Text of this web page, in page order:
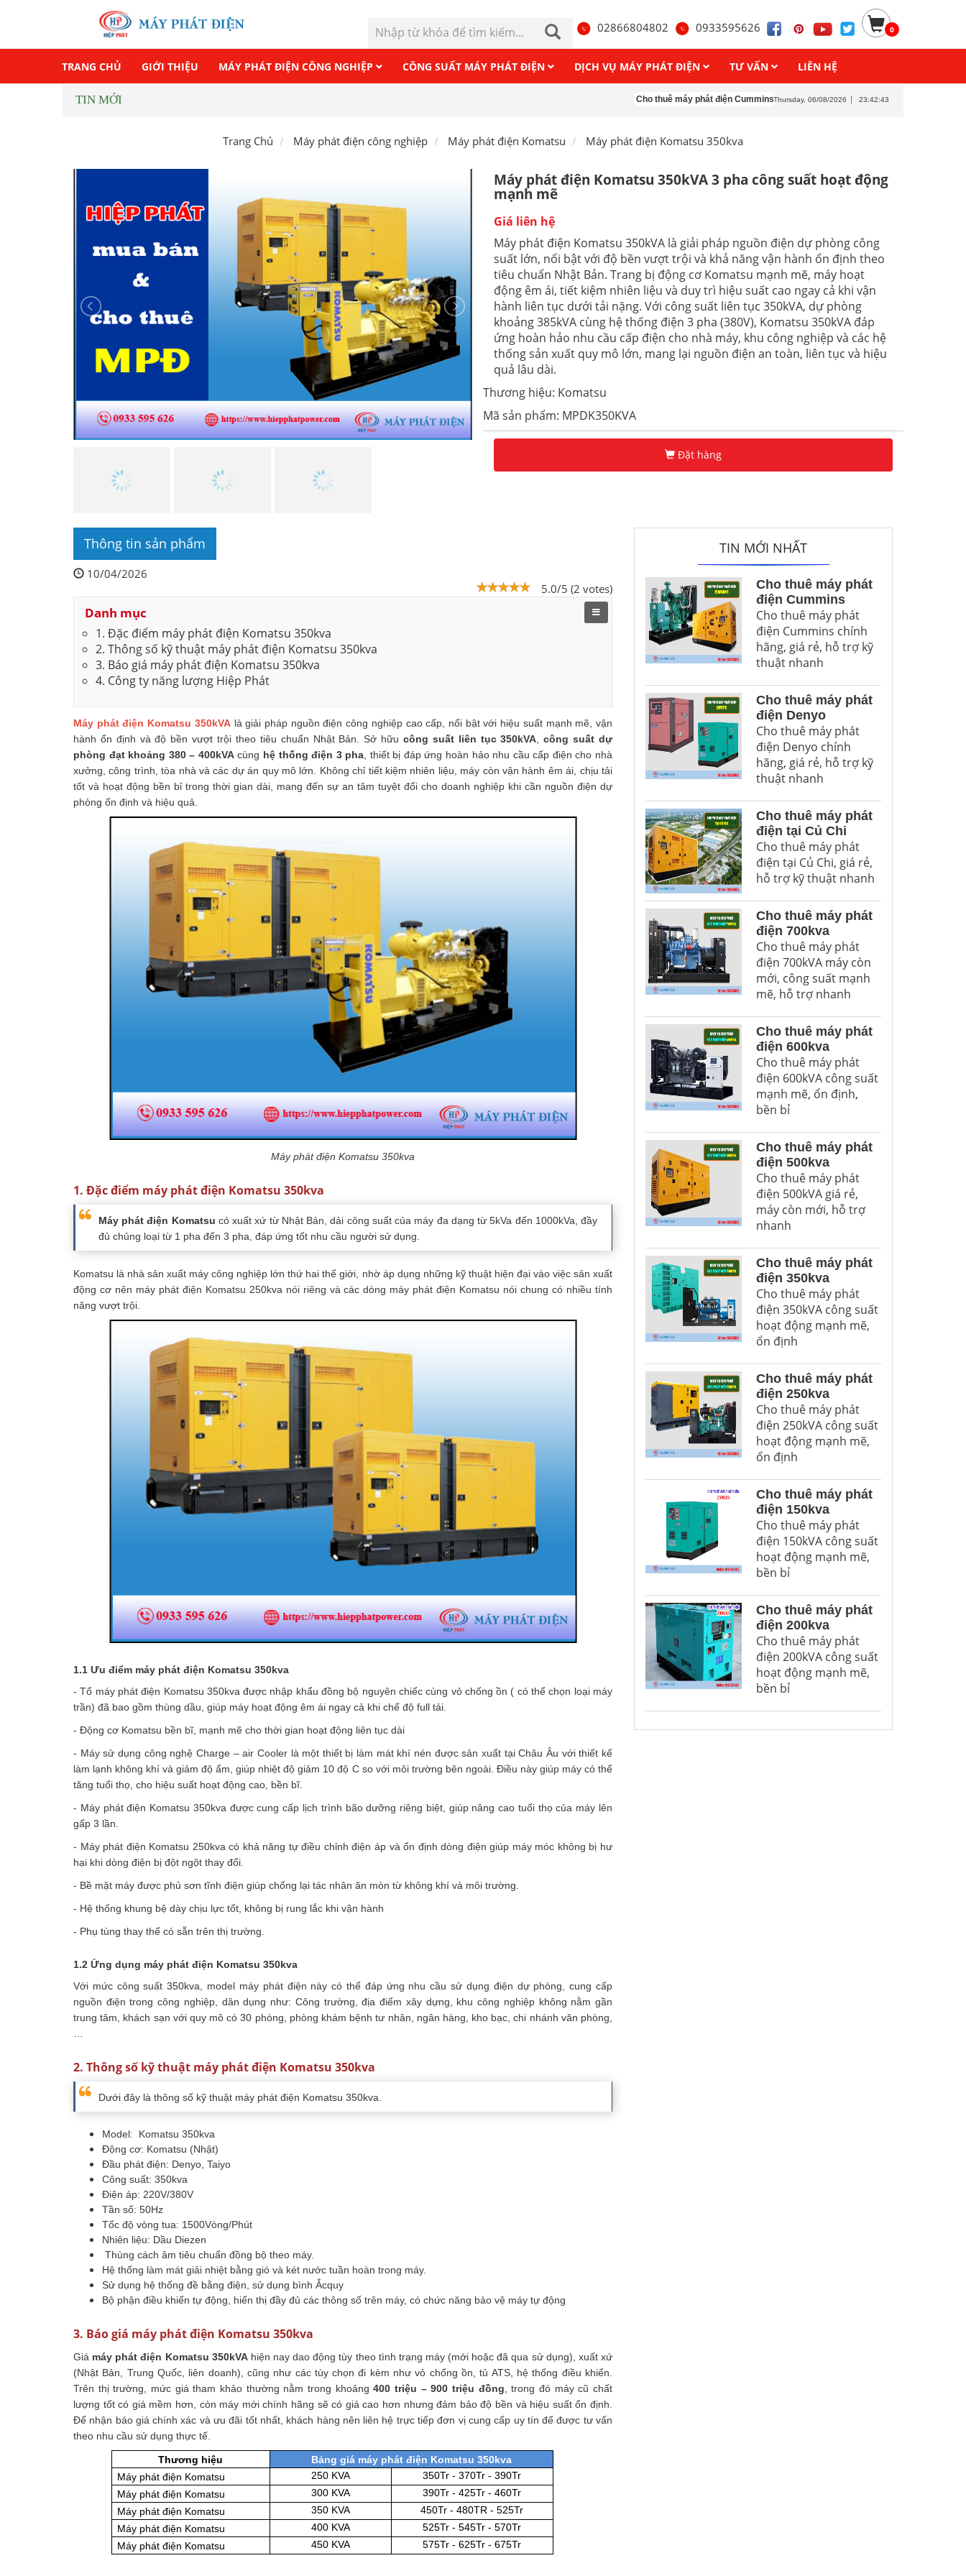
02866804802 0933595626 0
TRANG CHỦ GIỚI THIỆU MÁY PHÁT ĐIỆN CÔNG NGHIỆP CÔNG SUẤT MÁY PHÁT ĐIỆN DỊCH VỤ MÁY PHÁT ĐIỆN TƯ VẤN LIÊN HỆ
TIN MỚI Cho thuê máy phát điện Cummins Cho thuê máy phát điện Denyo Cho thuê máy phát
Thursday, 06/08/2026 23:42:46
Trang Chủ Máy phát điện công nghiệp Máy phát điện Komatsu Máy phát điện Komatsu 350kva
Máy phát điện Komatsu 350kVA 3 pha công suất hoạt động
mạnh mẽ
Giá liên hệ
Máy phát điện Komatsu 350kVA là giải pháp nguồn điện dự phòng công
suất lớn, nổi bật với độ bền vượt trội và khả năng vận hành ổn định theo
tiêu chuẩn Nhật Bản. Trang bị động cơ Komatsu mạnh mẽ, máy hoạt
động êm ái, tiết kiệm nhiên liệu và duy trì hiệu suất cao ngay cả khi vận
hành liên tục dưới tải nặng. Với công suất liên tục 350kVA, dự phòng
khoảng 385kVA cùng hệ thống điện 3 pha (380V), Komatsu 350kVA đáp
ứng hoàn hảo nhu cầu cấp điện cho nhà máy, khu công nghiệp và các hệ
thống sản xuất quy mô lớn, mang lại nguồn điện an toàn, liên tục và hiệu
quả lâu dài.
Thương hiệu: Komatsu
Mã sản phẩm: MPDK350KVA
Đặt hàng
Thông tin sản phẩm
10/04/2026
5.0/5 (2 votes)
Danh mục
1. Đặc điểm máy phát điện Komatsu 350kva
2. Thông số kỹ thuật máy phát điện Komatsu 350kva
3. Báo giá máy phát điện Komatsu 350kva
4. Công ty năng lượng Hiệp Phát
Máy phát điện Komatsu 350kVAlà giải pháp nguồn điện công nghiệp cao cấp, nổi bật với hiệu suất mạnh mẽ, vận
hành ổn định và độ bền vượt trội theo tiêu chuẩn Nhật Bản. Sở hữu công suất liên tục 350kVA ,công suất dự
phòng đạt khoảng 380 – 400kVAcùng hệ thống điện 3 pha , thiết bị đáp ứng hoàn hảo nhu cầu cấp điện cho nhà
xưởng, công trình, tòa nhà và các dự án quy mô lớn. Không chỉ tiết kiệm nhiên liệu, máy còn vận hành êm ái, chịu tải
tốt và hoạt động bền bỉ trong thời gian dài, mang đến sự an tâm tuyệt đối cho doanh nghiệp khi cần nguồn điện dự
phòng ổn định và hiệu quả.
Máy phát điện Komatsu 350kva
1. Đặc điểm máy phát điện Komatsu 350kva
Máy phát điện Komatsu có xuất xứ từ Nhật Bản, dải công suất của máy đa dạng từ 5kVa đến 1000kVa, đầy
đủ chủng loại từ 1 pha đến 3 pha, đáp ứng tốt nhu cầu người sử dụng.
Komatsu là nhà sản xuất máy công nghiệp lớn thứ hai thế giới, nhờ áp dụng những kỹ thuật hiện đại vào việc sản xuất
động cơ nên máy phát điện Komatsu 250kva nói riêng và các dòng máy phát điện Komatsu nói chung có nhiều tính
năng vượt trội.
1.1 Ưu điểm máy phát điện Komatsu 350kva
- Tổ máy phát điện Komatsu 350kva được nhập khẩu đồng bộ nguyên chiếc cùng vỏ chống ồn ( có thể chọn loại máy
trần) đã bao gồm thùng dầu, giúp máy hoạt động êm ái ngay cả khi chế độ full tải.
- Động cơ Komatsu bền bĩ, mạnh mẽ cho thời gian hoạt động liên tục dài
- Máy sử dụng công nghệ Charge – air Cooler là một thiết bị làm mát khí nén được sản xuất tại Châu Âu với thiết kế
làm lạnh không khí và giảm độ ẩm, giúp nhiệt độ giảm 10 độ C so với môi trường bên ngoài. Điều này giúp máy có thể
tăng tuổi thọ, cho hiệu suất hoạt động cao, bền bĩ.
- Máy phát điện Komatsu 350kva được cung cấp lịch trình bão dưỡng riêng biệt, giúp nâng cao tuổi thọ của máy lên
gấp 3 lần.
- Máy phát điện Komatsu 250kva có khả năng tự điều chỉnh điện áp và ổn định dòng điện giúp máy móc không bị hư
hại khi dòng điện bị đột ngột thay đổi.
- Bề mặt máy được phủ sơn tĩnh điện giúp chống lại tác nhân ăn mòn từ không khí và môi trường.
- Hệ thống khung bệ dày chịu lực tốt, không bị rung lắc khi vận hành
- Phụ tùng thay thế có sẵn trên thị trường.
1.2 Ứng dụng máy phát điện Komatsu 350kva
Với mức công suất 350kva, model máy phát điện này có thể đáp ứng nhu cầu sử dụng điện dự phòng, cung cấp
nguồn điện trong công nghiệp, dân dụng như: Công trường, địa điểm xây dựng, khu công nghiệp không nằm gần
trung tâm, khách sạn với quy mô có 30 phòng, phòng khám bệnh tư nhân, ngân hàng, kho bạc, chi nhánh văn phòng,
2. Thông số kỹ thuật máy phát điện Komatsu 350kva
Dưới đây là thông số kỹ thuật máy phát điện Komatsu 350kva.
Model: Komatsu 350kva
Động cơ: Komatsu (Nhật)
Đầu phát điện: Denyo, Taiyo
Công suất: 350kva
Điện áp: 220V/380V
Tần số: 50Hz
Tốc độ vòng tua: 1500Vòng/Phút
Nhiên liệu: Dầu Diezen
Thùng cách âm tiêu chuẩn đồng bộ theo máy.
Hệ thống làm mát giải nhiệt bằng gió và két nước tuần hoàn trong máy.
Sử dụng hệ thống đề bằng điện, sử dụng bình Ắcquy
Bộ phận điều khiển tự động, hiển thị đầy đủ các thông số trên máy, có chức năng bảo vệ máy tự động
3. Báo giá máy phát điện Komatsu 350kva
Giá máy phát điện Komatsu 350kVAhiện nay dao động tùy theo tình trạng máy (mới hoặc đã qua sử dụng), xuất xứ
(Nhật Bản, Trung Quốc, liên doanh), cũng như các tùy chọn đi kèm như vỏ chống ồn, tủ ATS, hệ thống điều khiển.
Trên thị trường, mức giá tham khảo thường nằm trong khoảng400 triệu – 900 triệu đồng , trong đó máy cũ chất
lượng tốt có giá mềm hơn, còn máy mới chính hãng sẽ có giá cao hơn nhưng đảm bảo độ bền và hiệu suất ổn định.
Để nhận báo giá chính xác và ưu đãi tốt nhất, khách hàng nên liên hệ trực tiếp đơn vị cung cấp uy tín để được tư vấn
theo nhu cầu sử dụng thực tế.
Thương hiệu
Bảng giá máy phát điện Komatsu 350kva
Máy phát điện Komatsu
250 KVA
350Tr - 370Tr - 390Tr
Máy phát điện Komatsu
300 KVA
390Tr - 425Tr - 460Tr
Máy phát điện Komatsu
350 KVA
450Tr - 480TR - 525Tr
Máy phát điện Komatsu
400 KVA
525Tr - 545Tr - 570Tr
Máy phát điện Komatsu
450 KVA 575Tr - 625Tr - 675Tr
TIN MỚI NHẤT
Cho thuê máy phát
điện Cummins
Cho thuê máy phát
điện Cummins chính
hãng, giá rẻ, hỗ trợ kỹ
thuật nhanh
Cho thuê máy phát
điện Denyo
Cho thuê máy phát
điện Denyo chính
hãng, giá rẻ, hỗ trợ kỹ
thuật nhanh
Cho thuê máy phát
điện tại Củ Chi
Cho thuê máy phát
điện tại Củ Chi, giá rẻ,
hỗ trợ kỹ thuật nhanh
Cho thuê máy phát
điện 700kva
Cho thuê máy phát
điện 700kVA máy còn
mới, công suất mạnh
mẽ, hỗ trợ nhanh
Cho thuê máy phát
điện 600kva
Cho thuê máy phát
điện 600kVA công suất
mạnh mẽ, ổn định,
bền bỉ
Cho thuê máy phát
điện 500kva
Cho thuê máy phát
điện 500kVA giá rẻ,
máy còn mới, hỗ trợ
nhanh
Cho thuê máy phát
điện 350kva
Cho thuê máy phát
điện 350kVA công suất
hoạt động mạnh mẽ,
ổn định
Cho thuê máy phát
điện 250kva
Cho thuê máy phát
điện 250kVA công suất
hoạt động mạnh mẽ,
ổn định
Cho thuê máy phát
điện 150kva
Cho thuê máy phát
điện 150kVA công suất
hoạt động mạnh mẽ,
bền bỉ
Cho thuê máy phát
điện 200kva
Cho thuê máy phát
điện 200kVA công suất
hoạt động mạnh mẽ,
bền bỉ